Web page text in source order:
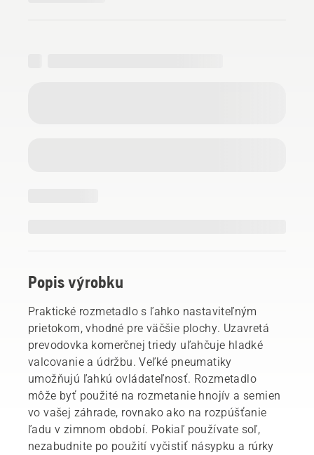
Popis výrobku
Praktické rozmetadlo s ľahko nastaviteľným
prietokom, vhodné pre väčšie plochy. Uzavretá
prevodovka komerčnej triedy uľahčuje hladké
valcovanie a údržbu. Veľké pneumatiky
umožňujú ľahkú ovládateľnosť. Rozmetadlo
môže byť použité na rozmetanie hnojív a semien
vo vašej záhrade, rovnako ako na rozpúšťanie
ľadu v zimnom období. Pokiaľ používate soľ,
nezabudnite po použití vyčistiť násypku a rúrky